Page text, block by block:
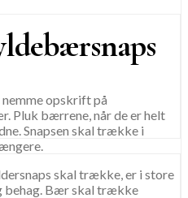
opskrift på
Pluk bærrene, når de er helt
Snapsen skal trække i
skal trække, er i store
behag. Bær skal trække